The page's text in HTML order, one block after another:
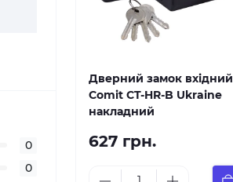
0
0
Дверний замок вхідний
Comit CT-HR-B Ukraine
накладний
627 грн.